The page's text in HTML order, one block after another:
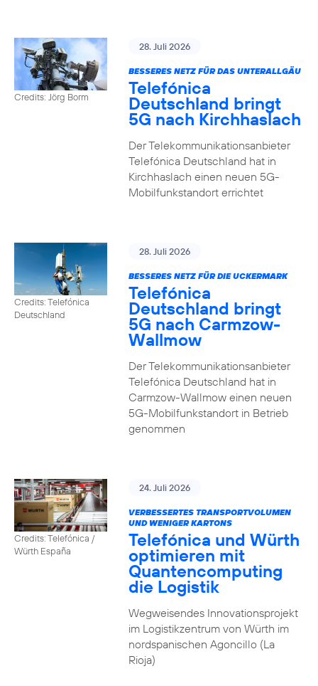
Credits: Jörg Borm
28. Juli 2026
BESSERES NETZ FÜR DAS UNTERALLGÄU
Telefónica
Deutschland bringt
5G nach Kirchhaslach
Der Telekommunikationsanbieter
Telefónica Deutschland hat in
Kirchhaslach einen neuen 5G-
Mobilfunkstandort errichtet
Credits: Telefónica
Deutschland
28. Juli 2026
BESSERES NETZ FÜR DIE UCKERMARK
Telefónica
Deutschland bringt
5G nach Carmzow-
Wallmow
Der Telekommunikationsanbieter
Telefónica Deutschland hat in
Carmzow-Wallmow einen neuen
5G-Mobilfunkstandort in Betrieb
genommen
Credits: Telefónica /
Würth España
24. Juli 2026
VERBESSERTES TRANSPORTVOLUMEN
UND WENIGER KARTONS
Telefónica und Würth
optimieren mit
Quantencomputing
die Logistik
Wegweisendes Innovationsprojekt
im Logistikzentrum von Würth im
nordspanischen Agoncillo (La
Rioja)